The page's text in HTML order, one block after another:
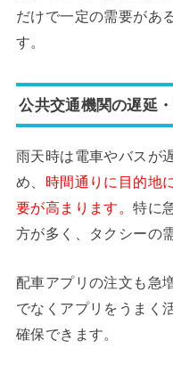
だけで一定の需要があ
す。
公共交通機関の遅延
雨天時は電車やバスが
め、 時間通りに目的地
要が高まります。特に
方が多く、タクシーの
配車アプリの注文も急
でなくアプリをうまく
確保できます。